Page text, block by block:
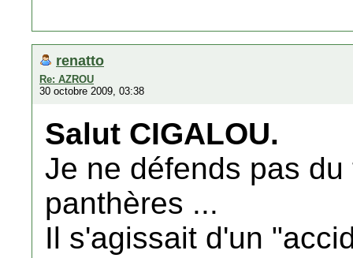
renatto
Re: AZROU
30 octobre 2009, 03:38
Salut CIGALOU.
Je ne défends pas
panthères ...
Il s'agissait d'un